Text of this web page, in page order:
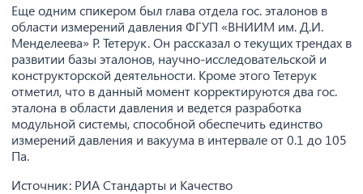
Еще одним спикером был глава отдела гос. эталонов в
области измерений давления ФГУП «ВНИИМ им. Д.И.
Менделеева» Р. Тетерук. Он рассказал о текущих трендах в
развитии базы эталонов, научно-исследовательской и
конструкторской деятельности. Кроме этого Тетерук
отметил, что в данный момент корректируются два гос.
эталона в области давления и ведется разработка
модульной системы, способной обеспечить единство
измерений давления и вакуума в интервале от 0.1 до 105
Па.
Источник: РИА Стандарты и Качество